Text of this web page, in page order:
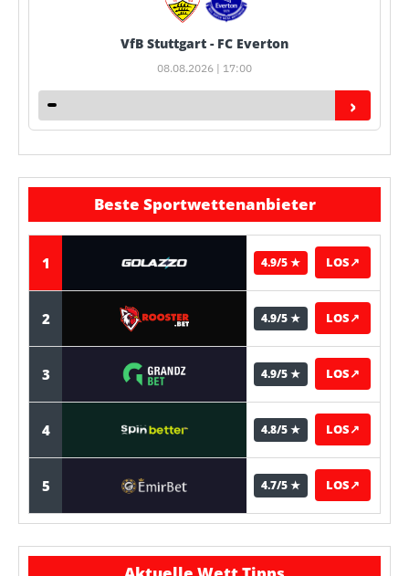
VfB Stuttgart - FC Everton
08.08.2026 | 17:00
›
Beste Sportwettenanbieter
1 4.9/5 ★ LOS↗
2 4.9/5 ★ LOS↗
3 4.9/5 ★ LOS↗
4 4.8/5 ★ LOS↗
5 4.7/5 ★ LOS↗